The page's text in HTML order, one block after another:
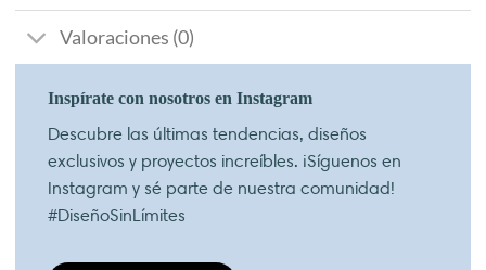
Valoraciones (0)
Inspírate con nosotros en Instagram
Descubre las últimas tendencias, diseños
exclusivos y proyectos increíbles. ¡Síguenos en
Instagram y sé parte de nuestra comunidad!
#DiseñoSinLímites